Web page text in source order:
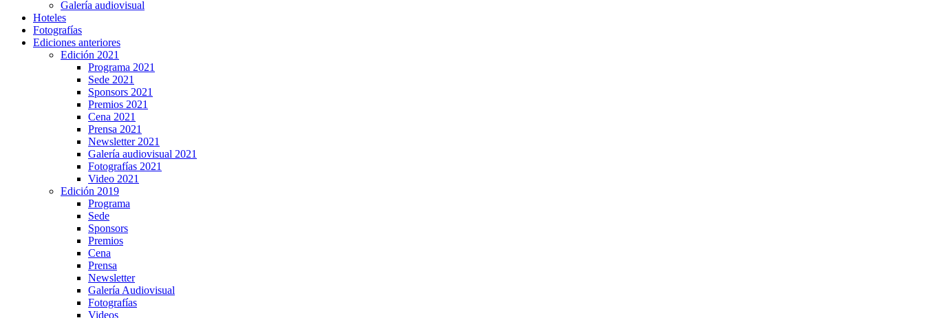
Galería audiovisual
Hoteles
Fotografías
Ediciones anteriores
Edición 2021
Programa 2021
Sede 2021
Sponsors 2021
Premios 2021
Cena 2021
Prensa 2021
Newsletter 2021
Galería audiovisual 2021
Fotografías 2021
Video 2021
Edición 2019
Programa
Sede
Sponsors
Premios
Cena
Prensa
Newsletter
Galería Audiovisual
Fotografías
Videos